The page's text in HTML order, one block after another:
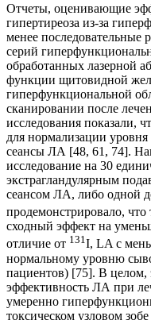
Отчеты, оценивающие
гипертиреоза из-за
менее последовательные
серий
обработанных лазерной
функции щитовидной
гиперфункциональной
сканировании после
исследования показали,
для нормализации
сеансы ЛА [48, 61, 74].
исследование на 30
экстрагландулярным
сеансом ЛА, либо одной
продемонстрировало,
сходный эффект на
отличие от 131I, LA с
нормальному уровню
пациентов) [75]. В целом,
эффективность ЛА при
умеренно
токсическом узловом